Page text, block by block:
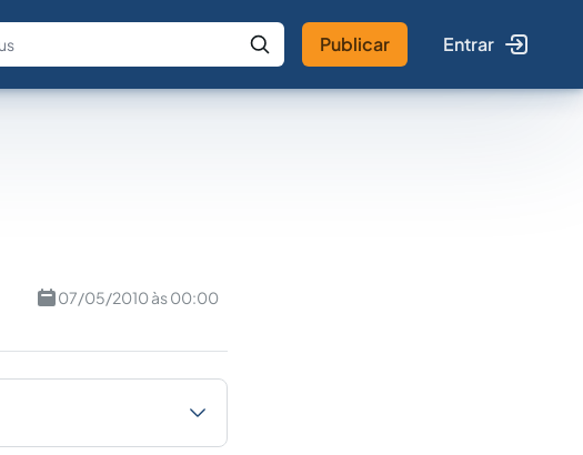
Fale com a IA Buscar no Jus
Publicar Entrar
07/05/2010 às 00:00